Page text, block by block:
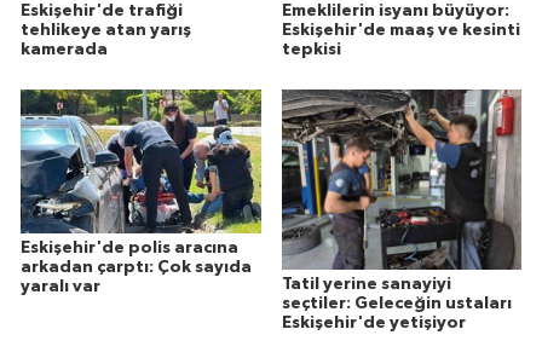
Eskişehir'de trafiği
tehlikeye atan yarış
kamerada
Emeklilerin isyanı büyüyor:
Eskişehir'de maaş ve kesinti
tepkisi
Eskişehir'de polis aracına
arkadan çarptı: Çok sayıda
yaralı var
Tatil yerine sanayiyi
seçtiler: Geleceğin ustaları
Eskişehir'de yetişiyor